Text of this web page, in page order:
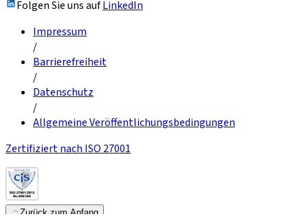
Folgen Sie uns aufLinkedIn
Impressum
/
Barrierefreiheit
/
Datenschutz
/
Allgemeine Veröffentlichungsbedingungen
Zertifiziert nach ISO 27001
Zurück zum Anfang